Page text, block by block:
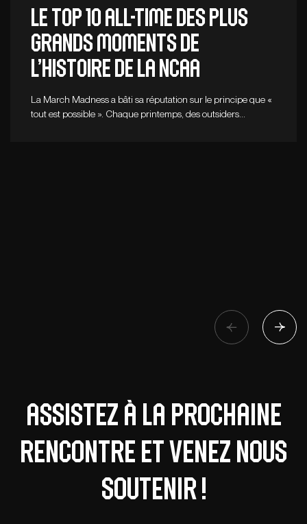
Le top 10 all-time des plus
grands moments de
l’histoire de la NCAA
La March Madness a bâti sa réputation sur le principe que «
tout est possible ». Chaque printemps, des outsiders…
Assistez à la prochaine
rencontre et venez nous
soutenir !